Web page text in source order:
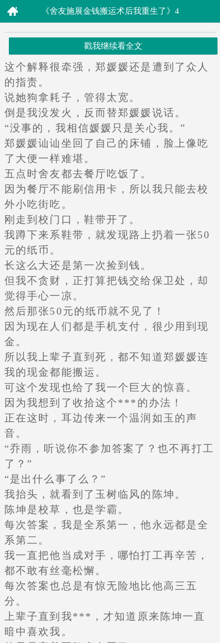
《舍友施展金钱搬运术后我重生了》4
戳我继续看全文
这个解释很牵强，郑媛媛还是遭到了众人
的指责。
说她狗拿耗子，管得太宽。
倒是我没发火，反而替郑媛媛说话。
“没事的，我相信媛媛只是关心我。”
郑媛媛讪讪坐回了自己的床铺，脸上像吃
了大便一样难堪。
五点时舍友都去餐厅吃饭了。
因为餐厅不能刷信用卡，所以我只能去校
外小吃街吃。
刚走到校门口，鞋带开了。
我蹲下来系鞋带，就发现路上扔着一张50
元的纸币。
长这么大还是第一次捡到钱。
但我不贪财，正打算把钱交给保卫处，却
觉得手心一凉。
然后那张50元的纸币就不见了！
因为现在人们都是手机支付，很少用到现
金。
所以我上辈子直到死，都不知道郑媛媛连
我的现金都能搬运。
可这个发现也给了我一个巨大的惊喜。
因为我想到了收拾这个***的办法！
正在这时，耳边传来一个温润如玉的声
音。
“乔雨，听说你不参加答案了？也不再打工
了？”
“是出什么事了么？”
我抬头，就看到了玉树临风的陈坤。
陈坤是校草，也是学霸。
每次答案，我是全系第一，他永远都是全
系第二。
我一直把他当成对手，哪怕打工再辛苦，
都不敢有丝毫松懈。
每次答案也总是有惊无险地比他高三五
分。
上辈子直到我***，才知道原来陈坤一直
暗中喜欢我。